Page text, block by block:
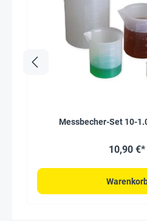
Messbecher-Set 10-
10,90 €*